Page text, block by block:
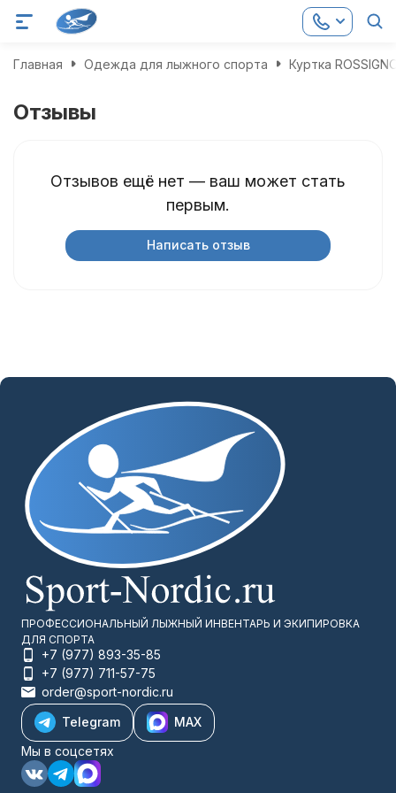
Главная Одежда для лыжного спорта Куртка
Отзывы
Отзывов ещё нет — ваш может стать
первым.
Написать отзыв
ПРОФЕССИОНАЛЬНЫЙ ЛЫЖНЫЙ ИНВЕНТАРЬ И ЭКИПИРОВКА
ДЛЯ СПОРТА
+7 (977) 893-35-85
+7 (977) 711-57-75
order@sport-nordic.ru
Telegram
MAX
Мы в соцсетях